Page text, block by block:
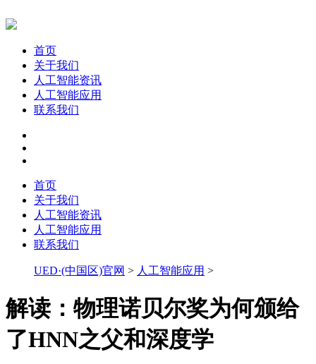
首页
关于我们
人工智能资讯
人工智能应用
联系我们
首页
关于我们
人工智能资讯
人工智能应用
联系我们
UED·(中国区)官网 > 人工智能应用 >
解读：物理诺贝尔奖为何颁给
了HNN之父和深度学